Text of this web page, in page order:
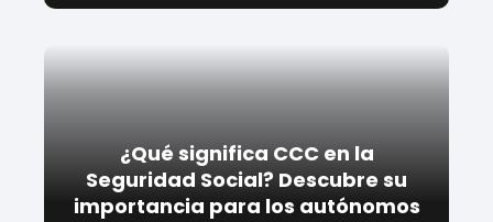
¿Qué significa CCC en la
Seguridad Social? Descubre su
importancia para los autónomos